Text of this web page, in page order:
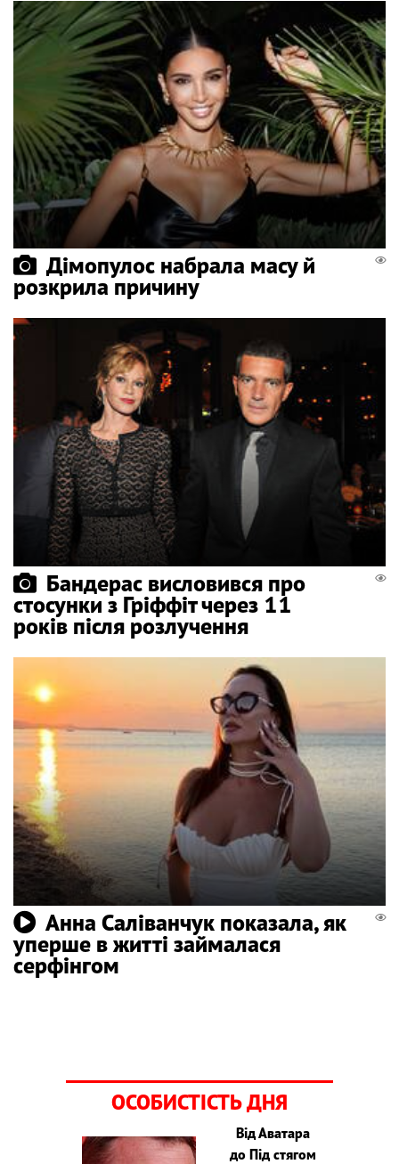
Дімопулос набрала масу й
розкрила причину
Бандерас висловився про
стосунки з Гріффіт через 11
років після розлучення
Анна Саліванчук показала, як
уперше в житті займалася
серфінгом
ОСОБИСТІСТЬ ДНЯ
Від Аватара
до Під стягом